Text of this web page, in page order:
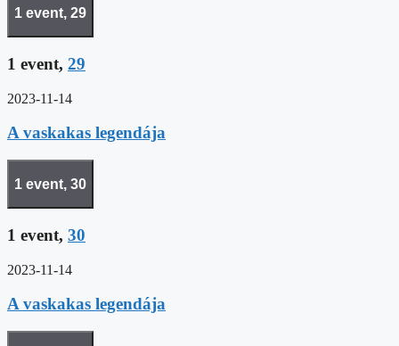
1 event, 29
1 event, 29
2023-11-14
A vaskakas legendája
1 event, 30
1 event, 30
2023-11-14
A vaskakas legendája